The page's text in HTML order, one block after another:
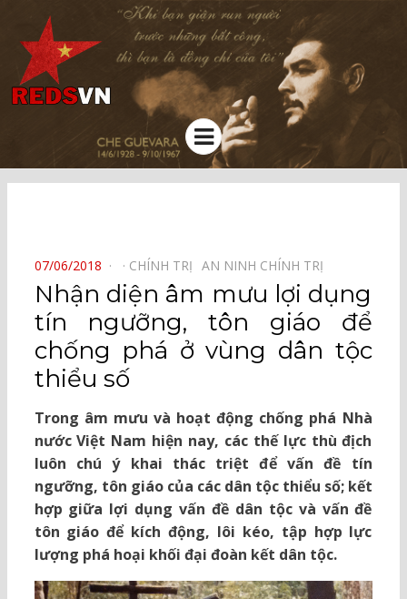
Kênh chia sẻ tri thức cộng đồng
Menu
POSTED
ON
07/06/2018 CHÍNH TRỊ⠀ AN NINH CHÍNH TRỊ⠀
Nhận diện âm mưu lợi dụng
tín ngưỡng, tôn giáo để
chống phá ở vùng dân tộc
thiểu số
Trong âm mưu và hoạt động chống phá Nhà
nước Việt Nam hiện nay, các thế lực thù địch
luôn chú ý khai thác triệt để vấn đề tín
ngưỡng, tôn giáo của các dân tộc thiểu số; kết
hợp giữa lợi dụng vấn đề dân tộc và vấn đề
tôn giáo để kích động, lôi kéo, tập hợp lực
lượng phá hoại khối đại đoàn kết dân tộc.